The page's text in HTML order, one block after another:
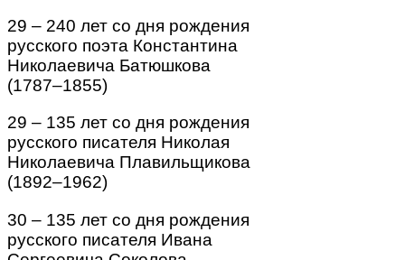
29 – 240 лет со дня рождения
русского поэта Константина
Николаевича Батюшкова
(1787–1855)
29 – 135 лет со дня рождения
русского писателя Николая
Николаевича Плавильщикова
(1892–1962)
30 – 135 лет со дня рождения
русского писателя Ивана